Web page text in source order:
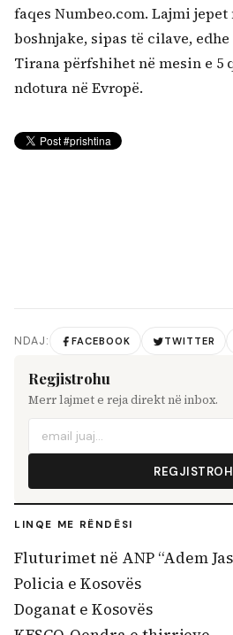
faqes Numbeo.com. Lajmi
boshnjake, sipas të cilave,
Tirana përfshihet në mesin e 5
ndotura në Evropë.
NDAJ: FACEBOOK TWITTER
Regjistrohu
Merr lajmet e reja direkt në inbox.
LINQE ME RËNDËSI
Fluturimet në ANP “Adem
Policia e Kosovës
Doganat e Kosovës